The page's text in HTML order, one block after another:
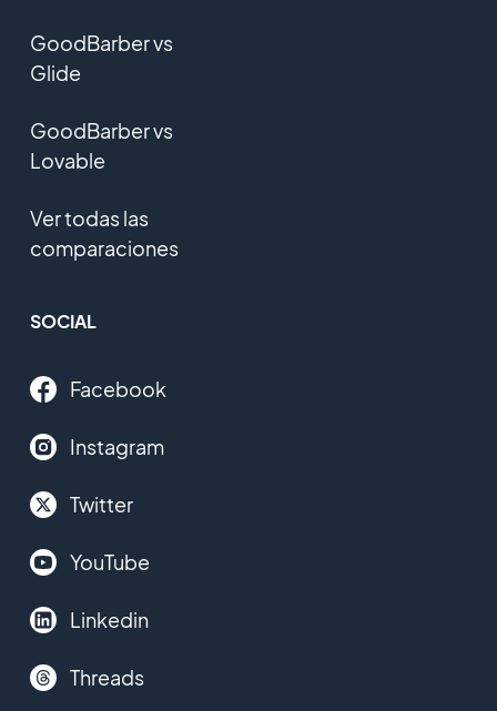
GoodBarber vs
Glide
GoodBarber vs
Lovable
Ver todas las
comparaciones
SOCIAL
Facebook
Instagram
Twitter
YouTube
Linkedin
Threads